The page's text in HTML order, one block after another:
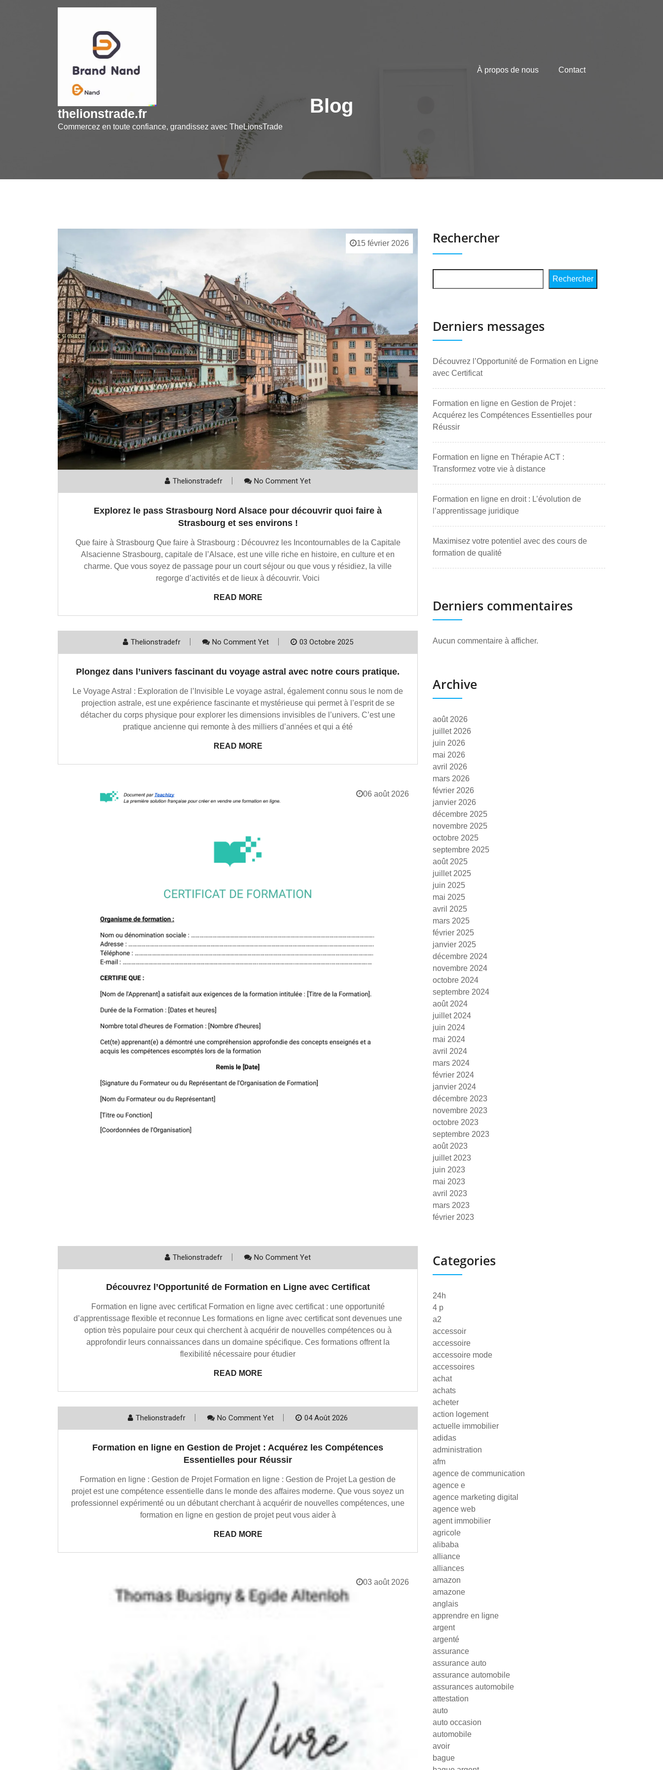
thelionstrade.fr
Commercez en toute confiance, grandissez avec TheLionsTrade
À propos de nous Contact
Blog
15 février 2026
Thelionstradefr No Comment Yet
Explorez le pass Strasbourg Nord Alsace pour découvrir quoi faire à
Strasbourg et ses environs !
Que faire à Strasbourg Que faire à Strasbourg : Découvrez les Incontournables de la Capitale
Alsacienne Strasbourg, capitale de l’Alsace, est une ville riche en histoire, en culture et en
charme. Que vous soyez de passage pour un court séjour ou que vous y résidiez, la ville
regorge d’activités et de lieux à découvrir. Voici
READ MORE
Thelionstradefr No Comment Yet 03 Octobre 2025
Plongez dans l’univers fascinant du voyage astral avec notre cours pratique.
Le Voyage Astral : Exploration de l’Invisible Le voyage astral, également connu sous le nom de
projection astrale, est une expérience fascinante et mystérieuse qui permet à l’esprit de se
détacher du corps physique pour explorer les dimensions invisibles de l’univers. C’est une
pratique ancienne qui remonte à des milliers d’années et qui a été
READ MORE
06 août 2026
Thelionstradefr No Comment Yet
Découvrez l’Opportunité de Formation en Ligne avec Certificat
Formation en ligne avec certificat Formation en ligne avec certificat : une opportunité
d’apprentissage flexible et reconnue Les formations en ligne avec certificat sont devenues une
option très populaire pour ceux qui cherchent à acquérir de nouvelles compétences ou à
approfondir leurs connaissances dans un domaine spécifique. Ces formations offrent la
flexibilité nécessaire pour étudier
READ MORE
Thelionstradefr No Comment Yet 04 Août 2026
Formation en ligne en Gestion de Projet : Acquérez les Compétences
Essentielles pour Réussir
Formation en ligne : Gestion de Projet Formation en ligne : Gestion de Projet La gestion de
projet est une compétence essentielle dans le monde des affaires moderne. Que vous soyez un
professionnel expérimenté ou un débutant cherchant à acquérir de nouvelles compétences, une
formation en ligne en gestion de projet peut vous aider à
READ MORE
03 août 2026
Rechercher
Rechercher
Derniers messages
Découvrez l’Opportunité de Formation en Ligne
avec Certificat
Formation en ligne en Gestion de Projet :
Acquérez les Compétences Essentielles pour
Réussir
Formation en ligne en Thérapie ACT :
Transformez votre vie à distance
Formation en ligne en droit : L’évolution de
l’apprentissage juridique
Maximisez votre potentiel avec des cours de
formation de qualité
Derniers commentaires
Aucun commentaire à afficher.
Archive
août 2026
juillet 2026
juin 2026
mai 2026
avril 2026
mars 2026
février 2026
janvier 2026
décembre 2025
novembre 2025
octobre 2025
septembre 2025
août 2025
juillet 2025
juin 2025
mai 2025
avril 2025
mars 2025
février 2025
janvier 2025
décembre 2024
novembre 2024
octobre 2024
septembre 2024
août 2024
juillet 2024
juin 2024
mai 2024
avril 2024
mars 2024
février 2024
janvier 2024
décembre 2023
novembre 2023
octobre 2023
septembre 2023
août 2023
juillet 2023
juin 2023
mai 2023
avril 2023
mars 2023
février 2023
Categories
24h
4 p
a2
accessoir
accessoire
accessoire mode
accessoires
achat
achats
acheter
action logement
actuelle immobilier
adidas
administration
afm
agence de communication
agence e
agence marketing digital
agence web
agent immobilier
agricole
alibaba
alliance
alliances
amazon
amazone
anglais
apprendre en ligne
argent
argenté
assurance
assurance auto
assurance automobile
assurances automobile
attestation
auto
auto occasion
automobile
avoir
bague